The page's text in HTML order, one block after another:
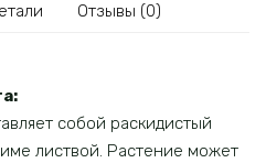
Отзывы (0)
собой раскидистый
листвой. Растение может